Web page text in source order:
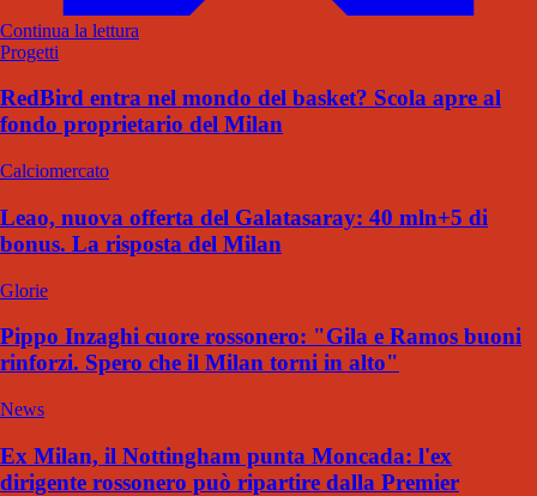
Continua la lettura
Progetti
RedBird entra nel mondo del basket? Scola apre al
fondo proprietario del Milan
Calciomercato
Leao, nuova offerta del Galatasaray: 40 mln+5 di
bonus. La risposta del Milan
Glorie
Pippo Inzaghi cuore rossonero: "Gila e Ramos buoni
rinforzi. Spero che il Milan torni in alto"
News
Ex Milan, il Nottingham punta Moncada: l'ex
dirigente rossonero può ripartire dalla Premier